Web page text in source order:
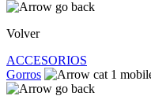
Volver
ACCESORIOS
Gorros